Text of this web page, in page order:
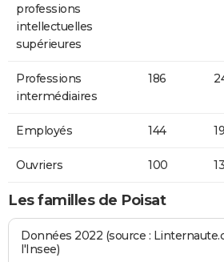
professions
intellectuelles
supérieures
Professions
intermédiaires
186
Employés 144
Ouvriers 100
Les familles de Poisat
Données 2022 (source :
l'Insee)